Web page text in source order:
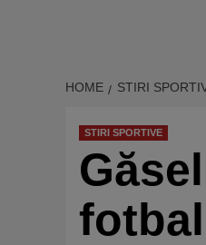
HOME STIRI
STIRI SPORTIVE